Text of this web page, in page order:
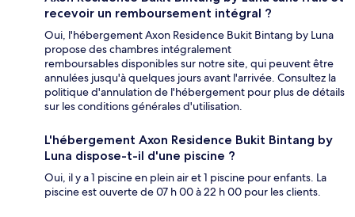
recevoir un remboursement intégral ?
Oui, l'hébergement Axon Residence Bukit Bintang by Luna
propose des chambres intégralement
remboursables disponibles sur notre site, qui peuvent être
annulées jusqu'à quelques jours avant l'arrivée. Consultez la
politique d'annulation de l'hébergement pour plus de détails
sur les conditions générales d'utilisation.
L'hébergement Axon Residence Bukit Bintang by
Luna dispose-t-il d'une piscine ?
Oui, il y a 1 piscine en plein air et 1 piscine pour enfants. La
piscine est ouverte de 07 h 00 à 22 h 00 pour les clients.